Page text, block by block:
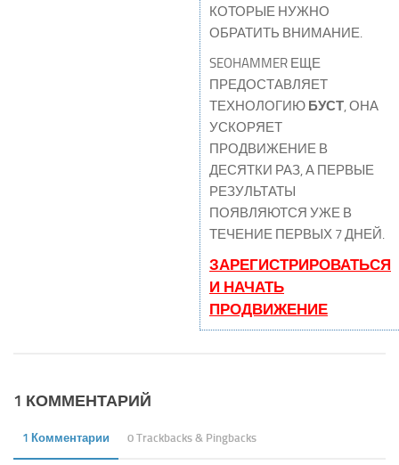
КОТОРЫЕ НУЖНО
ОБРАТИТЬ ВНИМАНИЕ.
SEOHAMMER ЕЩЕ
ПРЕДОСТАВЛЯЕТ
ТЕХНОЛОГИЮ БУСТ, ОНА
УСКОРЯЕТ
ПРОДВИЖЕНИЕ В
ДЕСЯТКИ РАЗ, А ПЕРВЫЕ
РЕЗУЛЬТАТЫ
ПОЯВЛЯЮТСЯ УЖЕ В
ТЕЧЕНИЕ ПЕРВЫХ 7 ДНЕЙ.
ЗАРЕГИСТРИРОВАТЬСЯ
И НАЧАТЬ
ПРОДВИЖЕНИЕ
1 КОММЕНТАРИЙ
1 Комментарии 0 Trackbacks & Pingbacks